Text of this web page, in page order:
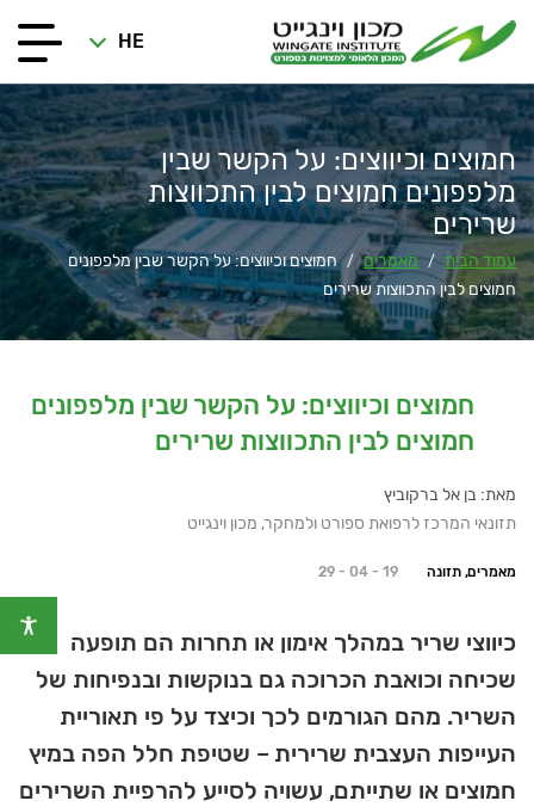
HE
חמוצים וכיווצים: על הקשר שבין
מלפפונים חמוצים לבין התכווצות
שרירים
עמוד הבית / מאמרים / חמוצים וכיווצים: על הקשר שבין מלפפונים
חמוצים לבין התכווצות שרירים
חמוצים וכיווצים: על הקשר שבין מלפפונים
חמוצים לבין התכווצות שרירים
מאת: בן אל ברקוביץ
תזונאי המרכז לרפואת ספורט ולמחקר, מכון וינגייט
מאמרים, תזונה 29 - 04 - 19
כיווצי שריר במהלך אימון או תחרות הם תופעה
שכיחה וכואבת הכרוכה גם בנוקשות ובנפיחות של
השריר. מהם הגורמים לכך וכיצד על פי תאוריית
העייפות העצבית שרירית – שטיפת חלל הפה במיץ
חמוצים או שתייתם, עשויה לסייע להרפיית השרירים